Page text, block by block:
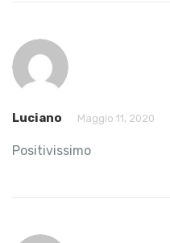
Luciano Maggio 11, 2020
Positivissimo